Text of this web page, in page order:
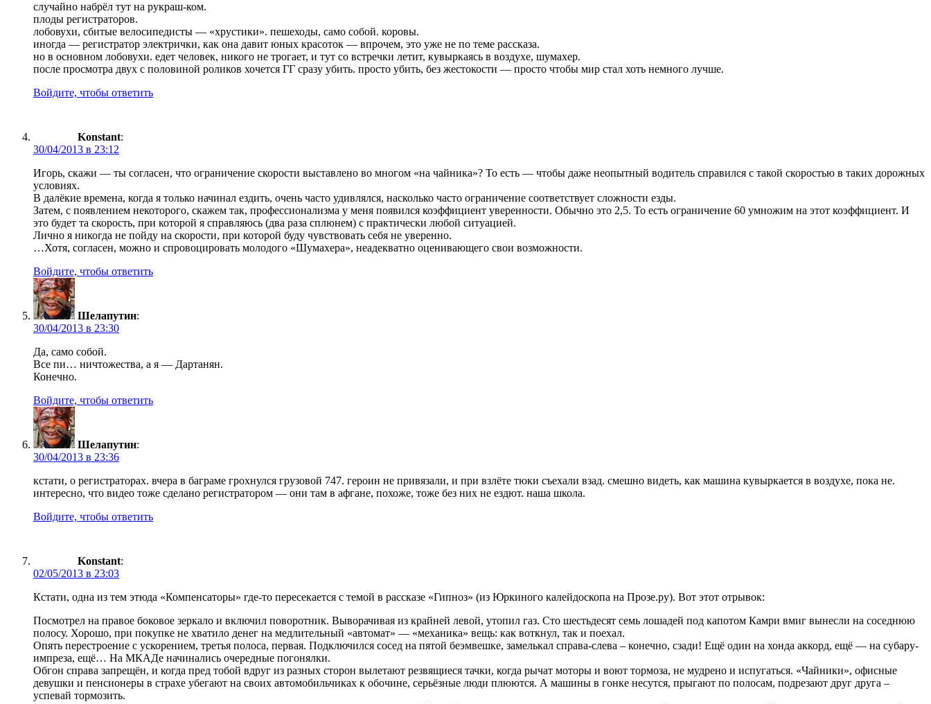
случайно набрёл тут на рукраш-ком.
плоды регистраторов.
лобовухи, сбитые велосипедисты — «хрустики». пешеходы, само собой. коровы.
иногда — регистратор электрички, как она давит юных красоток — впрочем, это уже не по теме рассказа.
но в основном лобовухи. едет человек, никого не трогает, и тут со встречки летит, кувыркаясь в воздухе, шумахер.
после просмотра двух с половиной роликов хочется ГГ сразу убить. просто убить, без жестокости — просто чтобы мир стал хоть немного лучше.
Войдите, чтобы ответить
Konstant:
30/04/2013 в 23:12
Игорь, скажи — ты согласен, что ограничение скорости выставлено во многом «на чайника»? То есть — чтобы даже неопытный водитель справился с такой скоростью в таких дорожных
условиях.
В далёкие времена, когда я только начинал ездить, очень часто удивлялся, насколько часто ограничение соответствует сложности езды.
Затем, с появлением некоторого, скажем так, профессионализма у меня появился коэффициент уверенности. Обычно это 2,5. То есть ограничение 60 умножим на этот коэффициент. И
это будет та скорость, при которой я справляюсь (два раза сплюнем) с практически любой ситуацией.
Лично я никогда не пойду на скорости, при которой буду чувствовать себя не уверенно.
…Хотя, согласен, можно и спровоцировать молодого «Шумахера», неадекватно оценивающего свои возможности.
Войдите, чтобы ответить
Шелапутин:
30/04/2013 в 23:30
Да, само собой.
Все пи… ничтожества, а я — Дартанян.
Конечно.
Войдите, чтобы ответить
Шелапутин:
30/04/2013 в 23:36
кстати, о регистраторах. вчера в баграме грохнулся грузовой 747. героин не привязали, и при взлёте тюки съехали взад. смешно видеть, как машина кувыркается в воздухе, пока не.
интересно, что видео тоже сделано регистратором — они там в афгане, похоже, тоже без них не ездют. наша школа.
Войдите, чтобы ответить
Konstant:
02/05/2013 в 23:03
Кстати, одна из тем этюда «Компенсаторы» где-то пересекается с темой в рассказе «Гипноз» (из Юркиного калейдоскопа на Прозе.ру). Вот этот отрывок:
Посмотрел на правое боковое зеркало и включил поворотник. Выворачивая из крайней левой, утопил газ. Сто шестьдесят семь лошадей под капотом Камри вмиг вынесли на соседнюю
полосу. Хорошо, при покупке не хватило денег на медлительный «автомат» — «механика» вещь: как воткнул, так и поехал.
Опять перестроение с ускорением, третья полоса, первая. Подключился сосед на пятой беэмвешке, замелькал справа-слева – конечно, сзади! Ещё один на хонда аккорд, ещё — на субару-
импреза, ещё… На МКАДе начинались очередные погонялки.
Обгон справа запрещён, и когда пред тобой вдруг из разных сторон вылетают резвящиеся тачки, когда рычат моторы и воют тормоза, не мудрено и испугаться. «Чайники», офисные
девушки и пенсионеры в страхе убегают на своих автомобильчиках к обочине, серьёзные люди плюются. А машины в гонке несутся, прыгают по полосам, подрезают друг друга –
успевай тормозить.